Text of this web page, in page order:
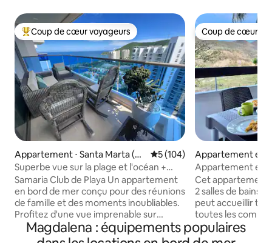
Coups de cœur voyageurs les plus appréciés
Coup de cœur voyageurs
Appartement ⋅ Santa Marta (Di
strito Turístico Cultural E Históri
co)
Évaluation moyenne sur la
5 (104)
Superbe vue sur la plage et l'océan +
Samaria Beach Club
Samaria Club de Playa Un appartement
en bord de mer conçu pour des réunions
de famille et des moments inoubliables.
Profitez d'une vue imprenable sur
l'océan, de couchers de soleil paisibles et
d'un aménagement spacieux et
Coup de cœur
Coup de cœur
Appartement en
Gaira
Appartement en
El Rodadero
Cet appartement
2 salles de bains
peut accueillir
toutes les
maison. Profitez d'une belle vue sur les
montagnes
Magdalena : équipements populaires